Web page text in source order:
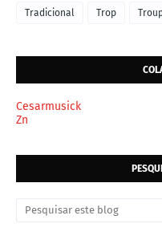
Tradicional Trop
Cesarmusick
Zn